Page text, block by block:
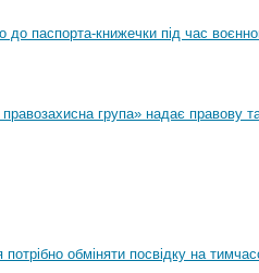
паспорта-книжечки під час
група» надає правову
обміняти посвідку на